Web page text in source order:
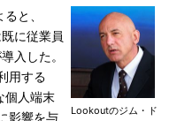
Lookoutのジム・ド
と、
に従業員
入した。
用する
個人端末
影響を与